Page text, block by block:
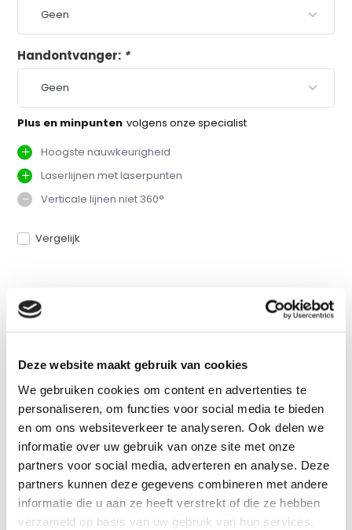
Deze website maakt gebruik van cookies
We gebruiken cookies om content en advertenties te
personaliseren, om functies voor social media te bieden
en om ons websiteverkeer te analyseren. Ook delen we
informatie over uw gebruik van onze site met onze
partners voor social media, adverteren en analyse. Deze
partners kunnen deze gegevens combineren met andere
informatie die u aan ze heeft verstrekt of die ze hebben
verzameld op basis van uw gebruik van hun services.
Handontvanger: *
Plus en minpunten volgens onze specialist
Hoogste nauwkeurigheid
Laserlijnen met laserpunten
Verticale lijnen niet 360°
Vergelijk
Productomschrijving
Eigenschappen
Specificaties
Reviews
Delen